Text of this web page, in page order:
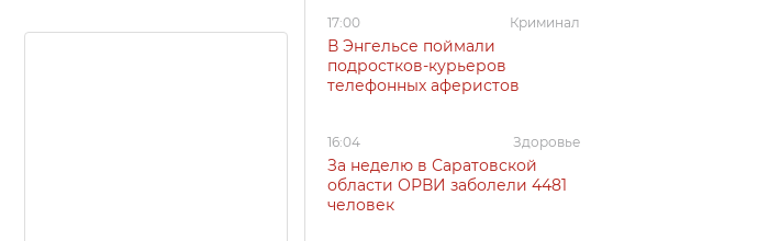
17:00 Криминал
В Энгельсе поймали
подростков-курьеров
телефонных аферистов
16:04 Здоровье
За неделю в Саратовской
области ОРВИ заболели 4481
человек